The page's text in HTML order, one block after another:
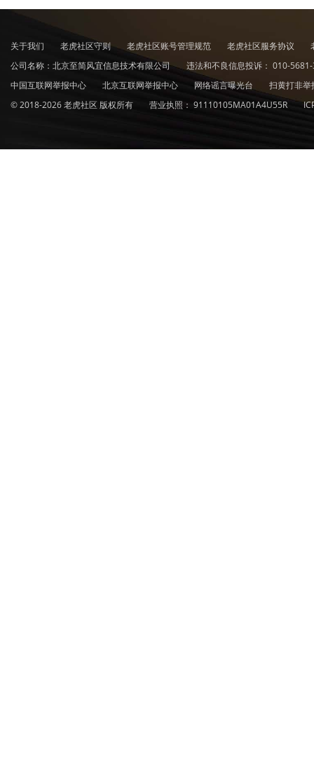
关于我们 老虎社区守则 老虎社区账号管理规范 老虎社区服务协议
公司名称：北京至简风宜信息技术有限公司
违法和不良信息投诉： 010-
中国互联网举报中心
北京互联网举报中心 网络谣言曝光台
扫黄打非
© 2018-2026 老虎社区 版权所有
营业执照： 91110105MA01A4U55R